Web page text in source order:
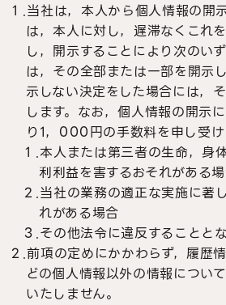
１.当社は，本人から個人情報の開
は，本人に対し，遅滞なくこれ
し，開示することにより次のい
は，その全部または一部を開示
示しない決定をした場合には，
します。なお，個人情報の開示
り1，000円の手数料を申し受け
１.本人または第三者の生命，身
利利益を害するおそれがある
２.当社の業務の適正な実施に著
れがある場合
３.その他法令に違反することと
２.前項の定めにかかわらず，履歴
どの個人情報以外の情報につい
いたしません。